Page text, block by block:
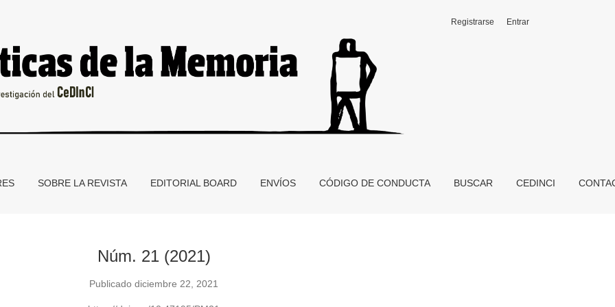
SOBRE LA REVISTA EDITORIAL BOARD ENVÍOS CÓDIGO DE CONDUCTA BUSCAR CEDINCI
Registrarse Entrar
Núm. 21 (2021)
Publicado diciembre 22, 2021